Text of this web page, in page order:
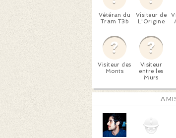
Vétéran du
Tram T3b
Visiteur de
L'Origine
Visiteur des
Monts
Visiteur
entre les
Murs